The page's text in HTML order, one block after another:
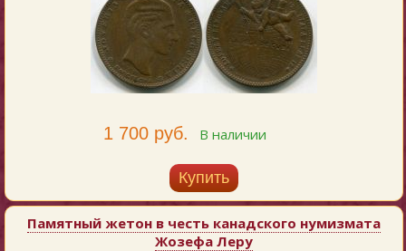
1 700 руб. В наличии
Купить
Памятный жетон в честь канадского нумизмата
Жозефа Леру